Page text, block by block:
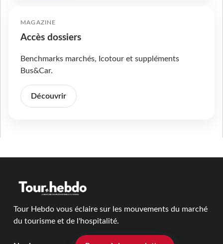
MAGAZINE
Accès dossiers
Benchmarks marchés, Icotour et suppléments
Bus&Car.
Découvrir
Tour Hebdo vous éclaire sur les mouvements du marché
du tourisme et de l'hospitalité.